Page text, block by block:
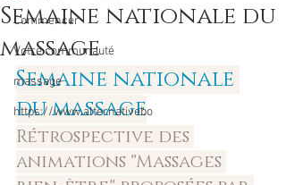
Commencer
Votre communauté
massage
https://www.alternativebo
Semaine nationale du
massage
Semaine nationale
du massage
Rétrospective des
animations "Massages